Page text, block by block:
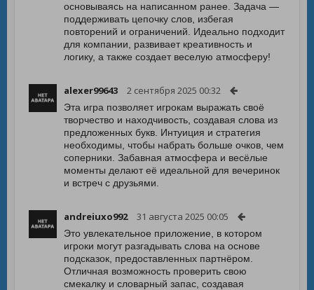
основываясь на написанном ранее. Задача —
поддерживать цепочку слов, избегая
повторений и ограничений. Идеально подходит
для компании, развивает креативность и
логику, а также создает веселую атмосферу!
alexer99643 2 сентября 2025 00:32
Эта игра позволяет игрокам выражать своё
творчество и находчивость, создавая слова из
предложенных букв. Интуиция и стратегия
необходимы, чтобы набрать больше очков, чем
соперники. Забавная атмосфера и весёлые
моменты делают её идеальной для вечеринок
и встреч с друзьями.
andreiuxo992 31 августа 2025 00:05
Это увлекательное приложение, в котором
игроки могут разгадывать слова на основе
подсказок, предоставленных партнёром.
Отличная возможность проверить свою
смекалку и словарный запас, создавая